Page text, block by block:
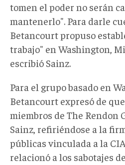
tomen el poder no serán
mantenerlo". Para darle
Betancourt propuso
trabajo" en Washington,
escribió Sainz.
Para el grupo basado en
Betancourt expresó de
miembros de The Rendon
Sainz, refiriéndose a la
públicas vinculada a la
relacionó a los sabotajes